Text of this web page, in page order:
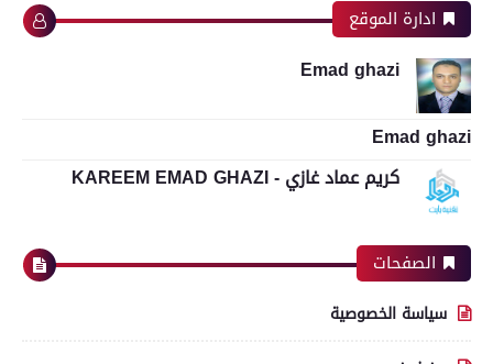
ادارة الموقع
Emad ghazi
Emad ghazi
كريم عماد غازي - KAREEM EMAD GHAZI
الصفحات
سياسة الخصوصية